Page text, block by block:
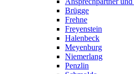
Brügge
Frehne
Freyenstein
Halenbeck
Meyenburg
Niemerlang
Penzlin